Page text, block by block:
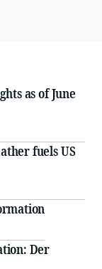
as of June
fuels US
Der